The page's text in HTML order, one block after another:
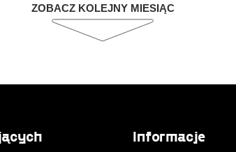
ZOBACZ KOLEJNY MIESIĄC
Informacje